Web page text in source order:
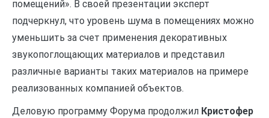
помещений». В своей презентации эксперт
подчеркнул, что уровень шума в помещениях можно
уменьшить за счет применения декоративных
звукопоглощающих материалов и представил
различные варианты таких материалов на примере
реализованных компанией объектов.
Деловую программу Форума продолжил Кристофер